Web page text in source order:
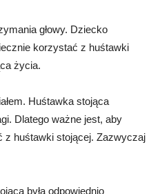
głowy. Dziecko
korzystać z huśtawki
życia.
Huśtawka stojąca
Dlatego ważne jest, aby
z huśtawki stojącej. Zazwyczaj
była odpowiednio